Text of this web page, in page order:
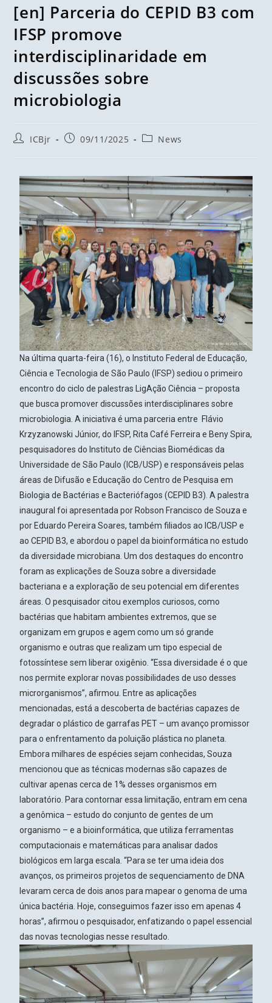
[en] Parceria do CEPID B3 com
IFSP promove
interdisciplinaridade em
discussões sobre
microbiologia
ICBjr 09/11/2025 News
Na última quarta-feira (16), o Instituto Federal de Educação,
Ciência e Tecnologia de São Paulo (IFSP) sediou o primeiro
encontro do ciclo de palestras LigAção Ciência – proposta
que busca promover discussões interdisciplinares sobre
microbiologia. A iniciativa é uma parceria entre Flávio
Krzyzanowski Júnior, do IFSP, Rita Café Ferreira e Beny Spira,
pesquisadores do Instituto de Ciências Biomédicas da
Universidade de São Paulo (ICB/USP) e responsáveis pelas
áreas de Difusão e Educação do Centro de Pesquisa em
Biologia de Bactérias e Bacteriófagos (CEPID B3). A palestra
inaugural foi apresentada por Robson Francisco de Souza e
por Eduardo Pereira Soares, também filiados ao ICB/USP e
ao CEPID B3, e abordou o papel da bioinformática no estudo
da diversidade microbiana. Um dos destaques do encontro
foram as explicações de Souza sobre a diversidade
bacteriana e a exploração de seu potencial em diferentes
áreas. O pesquisador citou exemplos curiosos, como
bactérias que habitam ambientes extremos, que se
organizam em grupos e agem como um só grande
organismo e outras que realizam um tipo especial de
fotossíntese sem liberar oxigênio. “Essa diversidade é o que
nos permite explorar novas possibilidades de uso desses
microrganismos”, afirmou. Entre as aplicações
mencionadas, está a descoberta de bactérias capazes de
degradar o plástico de garrafas PET – um avanço promissor
para o enfrentamento da poluição plástica no planeta.
Embora milhares de espécies sejam conhecidas, Souza
mencionou que as técnicas modernas são capazes de
cultivar apenas cerca de 1% desses organismos em
laboratório. Para contornar essa limitação, entram em cena
a genômica – estudo do conjunto de gentes de um
organismo – e a bioinformática, que utiliza ferramentas
computacionais e matemáticas para analisar dados
biológicos em larga escala. “Para se ter uma ideia dos
avanços, os primeiros projetos de sequenciamento de DNA
levaram cerca de dois anos para mapear o genoma de uma
única bactéria. Hoje, conseguimos fazer isso em apenas 4
horas”, afirmou o pesquisador, enfatizando o papel essencial
das novas tecnologias nesse resultado.